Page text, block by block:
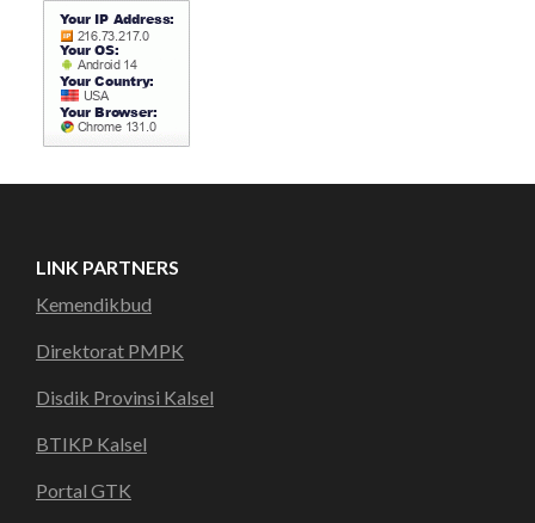
LINK PARTNERS
Kemendikbud
Direktorat PMPK
Disdik Provinsi Kalsel
BTIKP Kalsel
Portal GTK